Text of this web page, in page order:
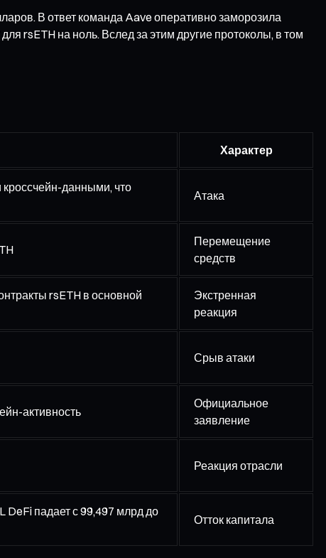
В ответ команда Aave оперативно заморозила
rsETH на ноль. Вслед за этим другие протоколы, в том
Характер
данными, что
Атака
Перемещение
средств
rsETH в основной
Экстренная
реакция
Срыв атаки
активность
Официальное
заявление
Реакция отрасли
DeFi падает с 99,497 млрд до
Отток капитала